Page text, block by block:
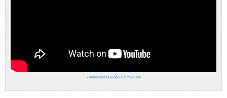
› Retrouvez la vidéo sur YouTube